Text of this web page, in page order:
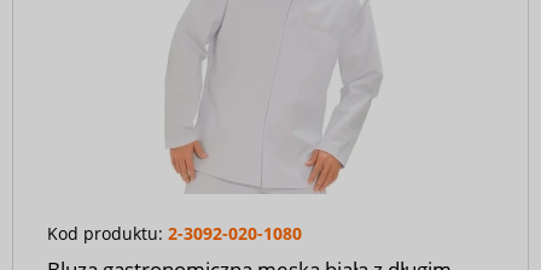
Kod produktu: 2-3092-020-1080